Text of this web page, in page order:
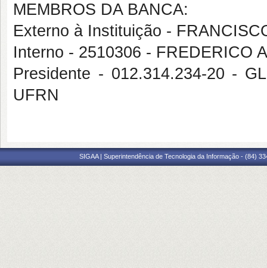
MEMBROS DA BANCA:
Externo à Instituição -
Interno - 2510306 - FREDERICO
Presidente - 012.314.234-20 -
UFRN
SIGAA | Superintendência de Tecnologia da Informação - (84)